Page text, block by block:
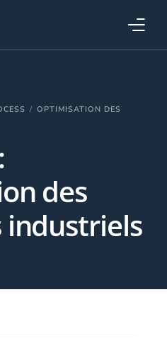
OPTIMISATION DES
des
industriels